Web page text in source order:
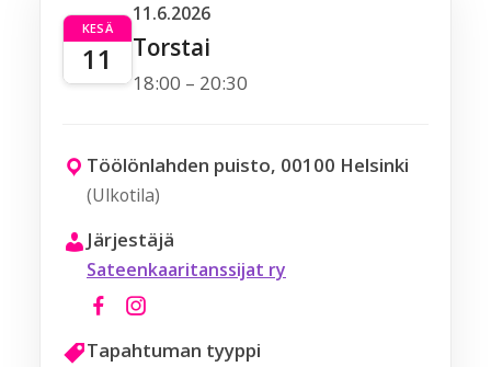
KESÄ
11
11.6.2026
Torstai
18:00 – 20:30
Töölönlahden puisto, 00100 Helsinki
(Ulkotila)
Järjestäjä
Sateenkaaritanssijat ry
Tapahtuman tyyppi